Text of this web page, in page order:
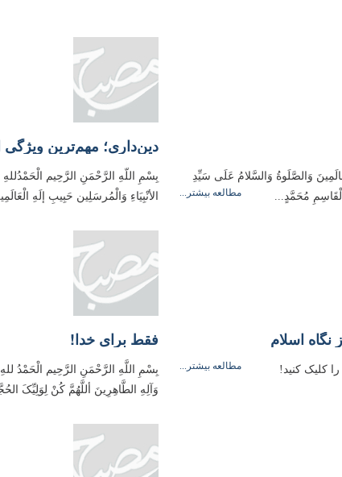
وَالصَّلَوةُ وَالسَّلامُ عَلَی سَیِّدِ
الْقَاسِمِ مُحَمَّدٍ...
مطالعه بیشتر...
دین‌داری؛ مهم‌ترین
بِسْمِ اللّهِ الرَّحْمَنِ الرَّحِيم
الأنْبِیَاءِ وَالْمُرسَلِین حَبِیبِ إلَهِ
اسلام
کلیک کنید! مطالعه بیشتر...
فقط برای خدا!
بِسْمِ اللَّهِ الرَّحْمَنِ الرَّحِيم الْحَمْدُ
وَآلِهِ الطَّاهِرِینَ أللَّهُمَّ کُنْ لِوَلِیِّکَ